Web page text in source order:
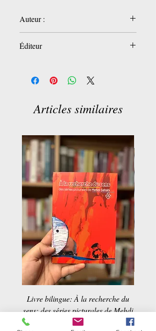
Auteur :
Éditeur
Articles similaires
Livre bilingue: À la recherche du
sens; des séries picturales de Mehdi
Sahabi